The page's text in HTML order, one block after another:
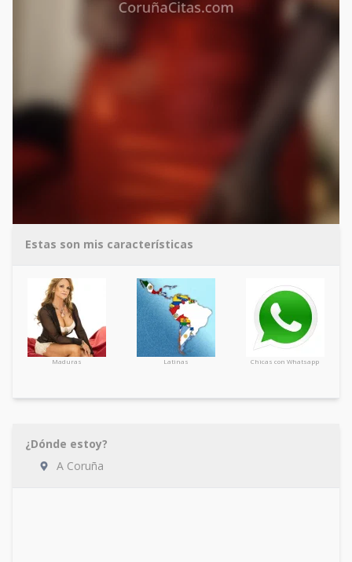
Estas son mis características
Maduras Latinas Chicas con Whatsapp
¿Dónde estoy?
A Coruña